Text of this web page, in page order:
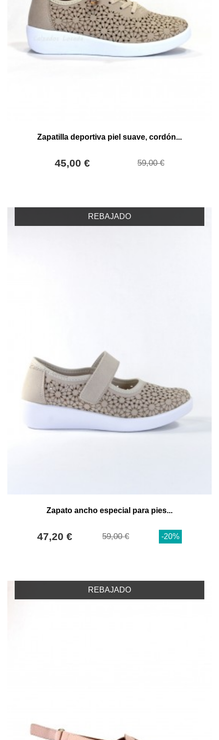
Zapatilla deportiva piel suave, cordón...
45,00 € 59,00 €
REBAJADO
Zapato ancho especial para pies...
47,20 € 59,00 € -20%
REBAJADO